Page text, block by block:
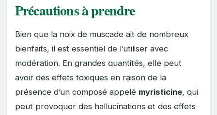
Précautions à prendre
Bien que la noix de muscade ait de nombreux
bienfaits, il est essentiel de l’utiliser avec
modération. En grandes quantités, elle peut
avoir des effets toxiques en raison de la
présence d’un composé appelé myristicine, qui
peut provoquer des hallucinations et des effets